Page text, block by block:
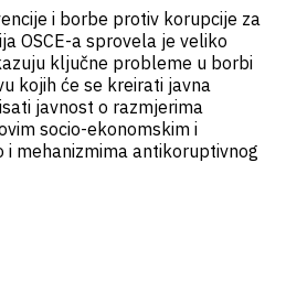
i borbe protiv korupcije za
OSCE-a sprovela je veliko
ključne probleme u borbi
kojih će se kreirati javna
javnost o razmjerima
socio-ekonomskim i
mehanizmima antikoruptivnog